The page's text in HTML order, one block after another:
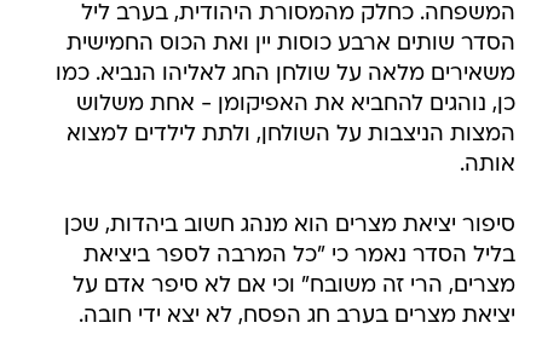
המשפחה. כחלק מהמסורת היהודית, בערב ליל
הסדר שותים ארבע כוסות יין ואת הכוס החמישית
משאירים מלאה על שולחן החג לאליהו הנביא. כמו
כן, נוהגים להחביא את האפיקומן - אחת משלוש
המצות הניצבות על השולחן, ולתת לילדים למצוא
אותה.
סיפור יציאת מצרים הוא מנהג חשוב ביהדות, שכן
בליל הסדר נאמר כי "כל המרבה לספר ביציאת
מצרים, הרי זה משובח" וכי אם לא סיפר אדם על
יציאת מצרים בערב חג הפסח, לא יצא ידי חובה.